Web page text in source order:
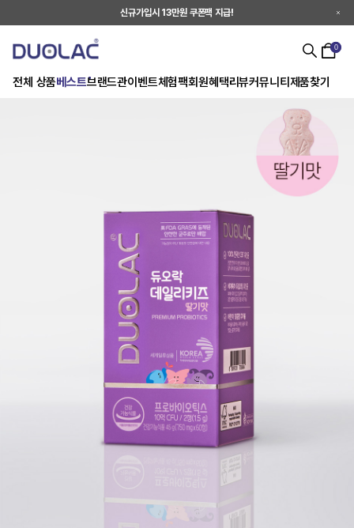
신규가입시 13만원 쿠폰팩 지급!
전체 상품베스트브랜드관이벤트체험팩회원혜택리뷰커뮤니티 제품찾기
0